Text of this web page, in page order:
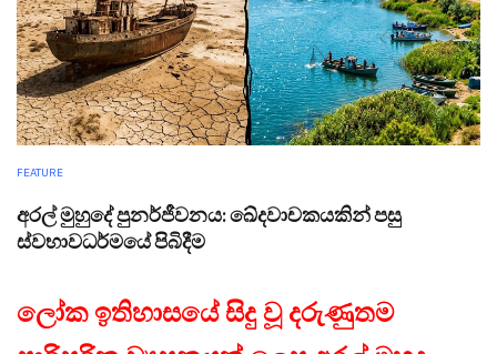
FEATURE
අරල් මුහුදේ පුනර්ජීවනය: ඛේදවාචකයකින් පසු
ස්වභාවධර්මයේ පිබිදීම
ලෝක ඉතිහාසයේ සිදු වූ දරුණුතම